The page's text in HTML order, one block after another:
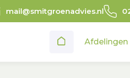
mail@smitgroenadvies.nl
Afdelingen